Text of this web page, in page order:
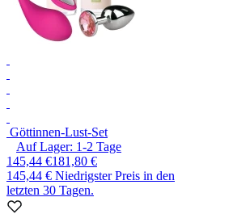
Göttinnen-Lust-Set
Auf Lager: 1-2 Tage
145,44 €181,80 €
145,44 € Niedrigster Preis in den
letzten 30 Tagen.